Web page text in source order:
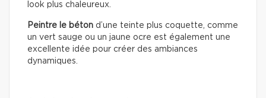
look plus chaleureux.
Peintre le béton d’une teinte plus coquette, comme
un vert sauge ou un jaune ocre est également une
excellente idée pour créer des ambiances
dynamiques.